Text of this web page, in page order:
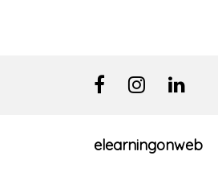
elearningonweb